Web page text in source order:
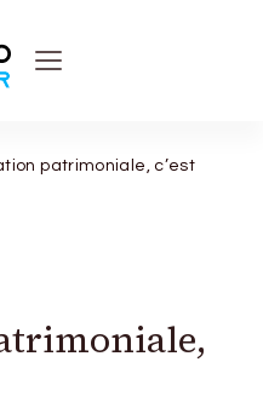
patrimoniale, c’est